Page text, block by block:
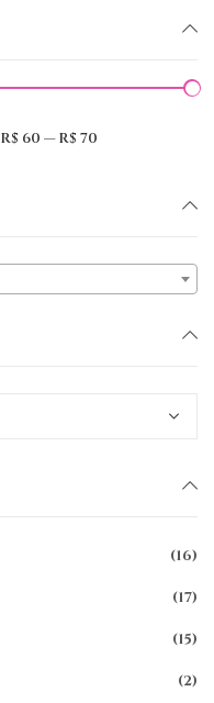
R$ 60 —R$ 70
(16)
(17)
(15)
(2)